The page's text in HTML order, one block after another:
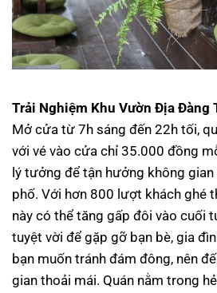
Trải Nghiệm Khu Vườn Địa Đàng
Mở cửa từ 7h sáng đến 22h tối,
với vé vào cửa chỉ 35.000 đồng
lý tưởng để tận hưởng không
phố. Với hơn 800 lượt khách ghé
này có thể tăng gấp đôi vào cuối
tuyệt vời để gặp gỡ bạn bè, gia
bạn muốn tránh đám đông, nên
gian thoải mái. Quán nằm trong